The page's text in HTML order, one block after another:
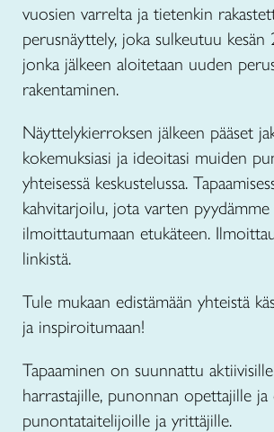
vuosien varrelta ja tietenkin
perusnäyttely, joka sulkeutuu kesän
jonka jälkeen aloitetaan uuden
rakentaminen.
Näyttelykierroksen jälkeen pääset
kokemuksiasi ja ideoitasi muiden
yhteisessä keskustelussa.
kahvitarjoilu, jota varten pyydämme
ilmoittautumaan etukäteen.
linkistä.
Tule mukaan edistämään yhteistä
ja inspiroitumaan!
Tapaaminen on suunnattu
harrastajille, punonnan opettajille ja
punontataitelijoille ja yrittäjille.